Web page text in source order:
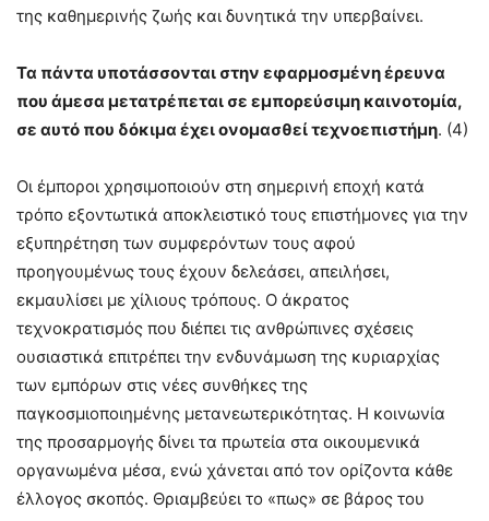
της καθημερινής ζωής και δυνητικά την υπερβαίνει.
Τα πάντα υποτάσσονται στην εφαρμοσμένη έρευνα
που άμεσα μετατρέπεται σε εμπορεύσιμη καινοτομία,
σε αυτό που δόκιμα έχει ονομασθεί τεχνοεπιστήμη. (4)
Οι έμποροι χρησιμοποιούν στη σημερινή εποχή κατά
τρόπο εξοντωτικά αποκλειστικό τους επιστήμονες για την
εξυπηρέτηση των συμφερόντων τους αφού
προηγουμένως τους έχουν δελεάσει, απειλήσει,
εκμαυλίσει με χίλιους τρόπους. Ο άκρατος
τεχνοκρατισμός που διέπει τις ανθρώπινες σχέσεις
ουσιαστικά επιτρέπει την ενδυνάμωση της κυριαρχίας
των εμπόρων στις νέες συνθήκες της
παγκοσμιοποιημένης μετανεωτερικότητας. Η κοινωνία
της προσαρμογής δίνει τα πρωτεία στα οικουμενικά
οργανωμένα μέσα, ενώ χάνεται από τον ορίζοντα κάθε
έλλογος σκοπός. Θριαμβεύει το «πως» σε βάρος του